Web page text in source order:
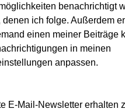
benachrichtigt
ich folge. Außerdem
einen meiner Beiträge
in meinen
anpassen.
E-Mail-Newsletter erhalten